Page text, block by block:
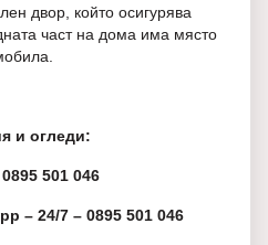
двор, който осигурява
част на дома има място
и огледи:
501 046
– 24/7 – 0895 501 046